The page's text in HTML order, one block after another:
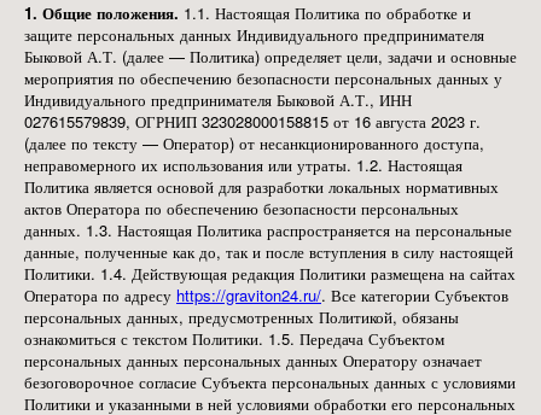
1. Общие положения. 1.1. Настоящая Политика по обработке и
защите персональных данных Индивидуального предпринимателя
Быковой А.Т. (далее — Политика) определяет цели, задачи и основные
мероприятия по обеспечению безопасности персональных данных у
Индивидуального предпринимателя Быковой А.Т., ИНН
027615579839, ОГРНИП 323028000158815 от 16 августа 2023 г.
(далее по тексту — Оператор) от несанкционированного доступа,
неправомерного их использования или утраты. 1.2. Настоящая
Политика является основой для разработки локальных нормативных
актов Оператора по обеспечению безопасности персональных
данных. 1.3. Настоящая Политика распространяется на персональные
данные, полученные как до, так и после вступления в силу настоящей
Политики. 1.4. Действующая редакция Политики размещена на сайтах
Оператора по адресу https://graviton24.ru/. Все категории Субъектов
персональных данных, предусмотренных Политикой, обязаны
ознакомиться с текстом Политики. 1.5. Передача Субъектом
персональных данных персональных данных Оператору означает
безоговорочное согласие Субъекта персональных данных с условиями
Политики и указанными в ней условиями обработки его персональных